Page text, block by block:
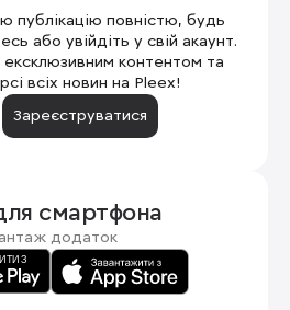
публікацію повністю, будь
або увійдіть у свій акаунт.
контентом та
всіх новин на Pleex!
Зареєструватися
смартфона
додаток